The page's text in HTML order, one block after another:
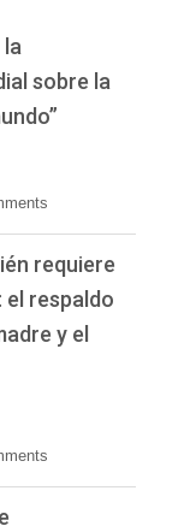
la
sobre la
requiere
respaldo
y el